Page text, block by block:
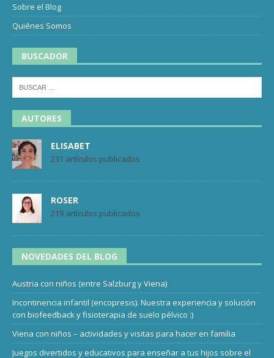
Sobre el Blog
Quiénes Somos
BUSCADOR
AUTORES
ELISABET
231 artículos publicados
ROSER
219 artículos publicados
NOVEDADES DEL BLOG
Austria con niños (entre Salzburg y Viena)
Incontinencia infantil (encopresis). Nuestra experiencia y solución
con biofeedback y fisioterapia de suelo pélvico :)
Viena con niños – actividades y visitas para hacer en familia
Juegos divertidos y educativos para enseñar a tus hijos sobre el